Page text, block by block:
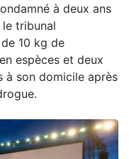
à deux ans
tribunal
10 kg de
espèces et deux
à son domicile après